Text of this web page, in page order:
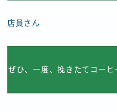
店員さん
ぜひ、一度、挽きたてコー